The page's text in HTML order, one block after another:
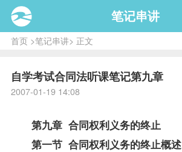
笔记串讲
首页>笔记串讲> 正文
自学考试合同法听课笔记第九章
2007-01-19 14:08
第九章 合同权利义务的终止
第一节 合同权利义务的终止概述